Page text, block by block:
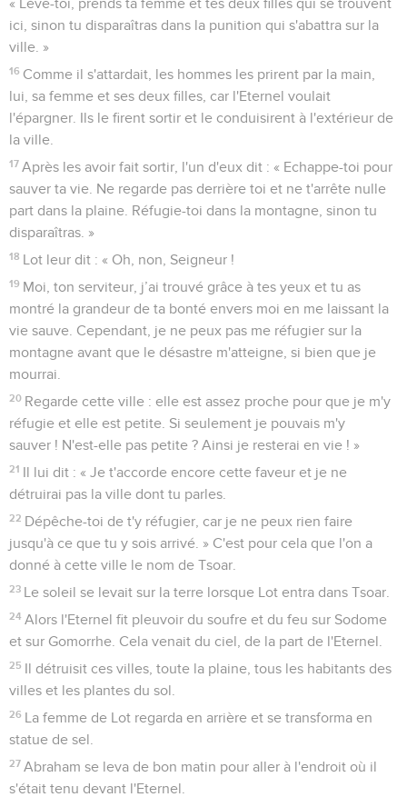
« Lève-toi, prends ta femme et tes deux filles qui se trouvent
ici, sinon tu disparaîtras dans la punition qui s'abattra sur la
ville. »
16 Comme il s'attardait, les hommes les prirent par la main,
lui, sa femme et ses deux filles, car l'Eternel voulait
l'épargner. Ils le firent sortir et le conduisirent à l'extérieur de
la ville.
17 Après les avoir fait sortir, l'un d'eux dit : « Echappe-toi pour
sauver ta vie. Ne regarde pas derrière toi et ne t'arrête nulle
part dans la plaine. Réfugie-toi dans la montagne, sinon tu
disparaîtras. »
18 Lot leur dit : « Oh, non, Seigneur !
19 Moi, ton serviteur, j’ai trouvé grâce à tes yeux et tu as
montré la grandeur de ta bonté envers moi en me laissant la
vie sauve. Cependant, je ne peux pas me réfugier sur la
montagne avant que le désastre m'atteigne, si bien que je
mourrai.
20 Regarde cette ville : elle est assez proche pour que je m'y
réfugie et elle est petite. Si seulement je pouvais m'y
sauver ! N'est-elle pas petite ? Ainsi je resterai en vie ! »
21 Il lui dit : « Je t'accorde encore cette faveur et je ne
détruirai pas la ville dont tu parles.
22 Dépêche-toi de t'y réfugier, car je ne peux rien faire
jusqu'à ce que tu y sois arrivé. » C'est pour cela que l'on a
donné à cette ville le nom de Tsoar.
23 Le soleil se levait sur la terre lorsque Lot entra dans Tsoar.
24 Alors l'Eternel fit pleuvoir du soufre et du feu sur Sodome
et sur Gomorrhe. Cela venait du ciel, de la part de l'Eternel.
25 Il détruisit ces villes, toute la plaine, tous les habitants des
villes et les plantes du sol.
26 La femme de Lot regarda en arrière et se transforma en
statue de sel.
27 Abraham se leva de bon matin pour aller à l'endroit où il
s'était tenu devant l'Eternel.